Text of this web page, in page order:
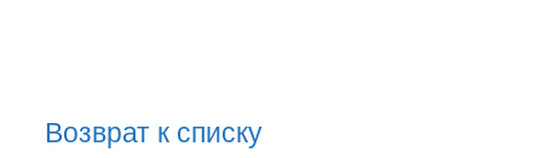
Возврат к списку